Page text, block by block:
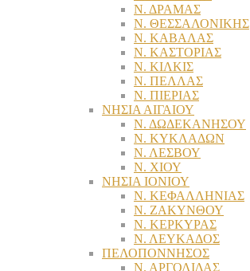
Ν. ΔΡΑΜΑΣ
Ν. ΘΕΣΣΑΛΟΝΙΚΗΣ
Ν. ΚΑΒΑΛΑΣ
Ν. ΚΑΣΤΟΡΙΑΣ
Ν. ΚΙΛΚΙΣ
Ν. ΠΕΛΛΑΣ
Ν. ΠΙΕΡΙΑΣ
ΝΗΣΙΑ ΑΙΓΑΙΟΥ
Ν. ΔΩΔΕΚΑΝΗΣΟΥ
Ν. ΚΥΚΛΑΔΩΝ
Ν. ΛΕΣΒΟΥ
Ν. ΧΙΟΥ
ΝΗΣΙΑ ΙΟΝΙΟΥ
Ν. ΚΕΦΑΛΛΗΝΙΑΣ
Ν. ΖΑΚΥΝΘΟΥ
Ν. ΚΕΡΚΥΡΑΣ
Ν. ΛΕΥΚΑΔΟΣ
ΠΕΛΟΠΟΝΝΗΣΟΣ
Ν. ΑΡΓΟΛΙΔΑΣ